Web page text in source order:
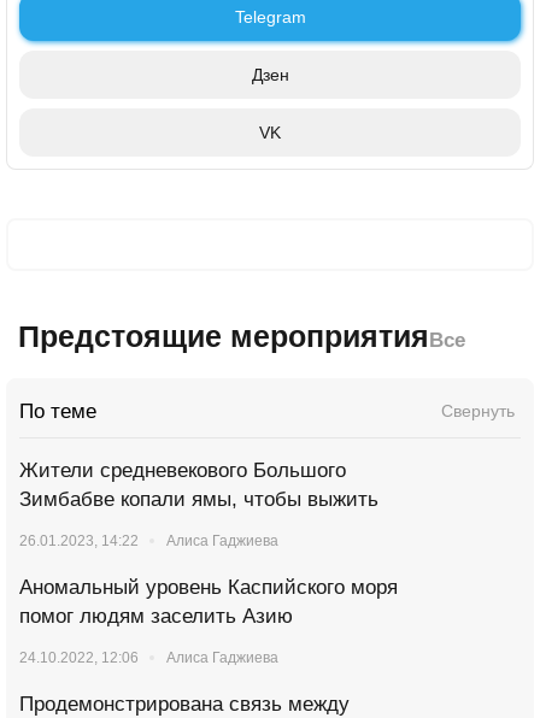
Telegram
Дзен
VK
Предстоящие мероприятия Все
По теме Свернуть
Жители средневекового Большого
Зимбабве копали ямы, чтобы выжить
26.01.2023, 14:22 Алиса Гаджиева
Аномальный уровень Каспийского моря
помог людям заселить Азию
24.10.2022, 12:06 Алиса Гаджиева
Продемонстрирована связь между